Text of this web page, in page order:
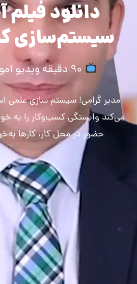
دانلود
سیستم‌سازی
مدیر گرامی! سیستم سازی
می‌کند وابستگی کسب‌و‌کار را به
حضور در محل کار، کارها